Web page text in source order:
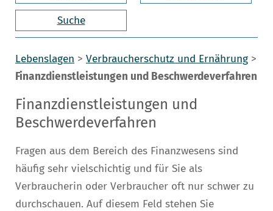
Suche
Lebenslagen > Verbraucherschutz und Ernährung >
Finanzdienstleistungen und Beschwerdeverfahren
Finanzdienstleistungen und
Beschwerdeverfahren
Fragen aus dem Bereich des Finanzwesens sind
häufig sehr vielschichtig und für Sie als
Verbraucherin oder Verbraucher oft nur schwer zu
durchschauen. Auf diesem Feld stehen Sie